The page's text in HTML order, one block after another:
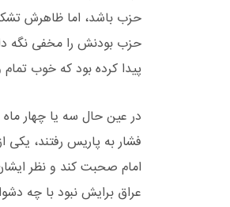
حزب باشد، اما ظاهرش
حزب بودنش را مخفی نگه
پیدا کرده بود که خوب تمام
در عین حال سه یا چهار
فشار به پاریس رفتند، یکی
امام صحبت کند و نظر
عراق برایش نبود با چه